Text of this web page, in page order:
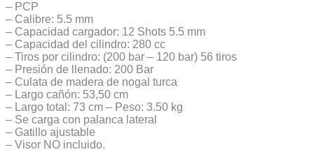
– PCP
– Calibre: 5.5 mm
– Capacidad cargador: 12 Shots 5.5 mm
– Capacidad del cilindro: 280 cc
– Tiros por cilindro: (200 bar – 120 bar) 56 tiros
– Presión de llenado: 200 Bar
– Culata de madera de nogal turca
– Largo cañón: 53,50 cm
– Largo total: 73 cm – Peso: 3.50 kg
– Se carga con palanca lateral
– Gatillo ajustable
– Visor NO incluido.